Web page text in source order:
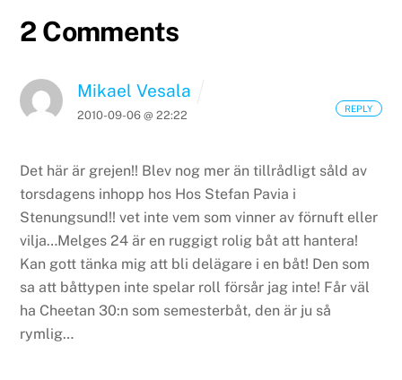
2 Comments
Mikael Vesala
2010-09-06 @ 22:22
Det här är grejen!! Blev nog mer än tillrådligt såld av
torsdagens inhopp hos Hos Stefan Pavia i
Stenungsund!! vet inte vem som vinner av förnuft eller
vilja…Melges 24 är en ruggigt rolig båt att hantera!
Kan gott tänka mig att bli delägare i en båt! Den som
sa att båttypen inte spelar roll försår jag inte! Får väl
ha Cheetan 30:n som semesterbåt, den är ju så
rymlig…
REPLY